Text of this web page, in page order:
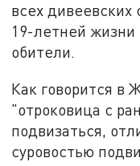
всех дивеевских
19-летней жизни
обители.
Как говорится в
"отроковица с
подвизаться,
суровостью